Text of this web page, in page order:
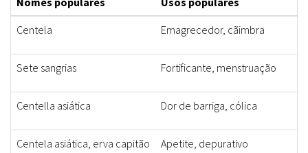
Centela
Emagrecedor, cãimbra
Sete sangrias Fortificante, menstruação
Centella asiática Dor de barriga, cólica
Centela asiática, erva capitão Apetite, depurativo